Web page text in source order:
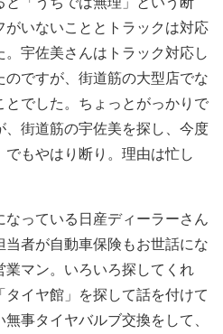
がいないこととトラックは対応
宇佐美さんはトラック対応し
ですが、街道筋の大型店でな
とでした。ちょっとがっかりで
街道筋の宇佐美を探し、今度
もやはり断り。理由は忙し
なっている日産ディーラーさん
者が自動車保険もお世話にな
業マン。いろいろ探してくれ
イヤ館」を探して話を付けて
事タイヤバルブ交換をして、